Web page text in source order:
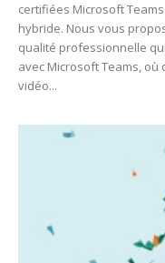
certifiées Microsoft
hybride. Nous vous
qualité professionnelle
avec Microsoft Teams,
vidéo...